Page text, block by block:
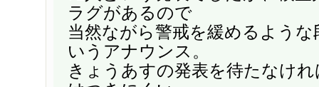
ラグがあるので
当然ながら警戒を緩めるよう
いうアナウンス。
きょうあすの発表を待たなけ